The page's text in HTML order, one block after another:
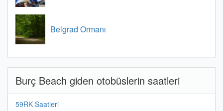
Belgrad Ormanı
Burç Beach giden otobüslerin saatleri
59RK Saatleri